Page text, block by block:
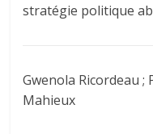
stratégie politique
Gwenola Ricordeau
Mahieux